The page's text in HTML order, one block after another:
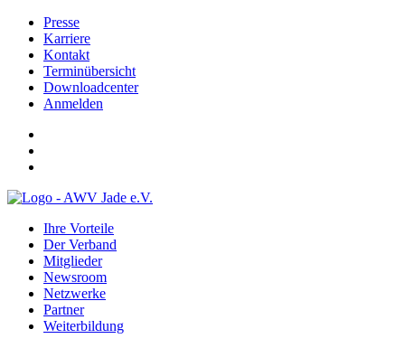
Presse
Karriere
Kontakt
Terminübersicht
Downloadcenter
Anmelden
Ihre Vorteile
Der Verband
Mitglieder
Newsroom
Netzwerke
Partner
Weiterbildung